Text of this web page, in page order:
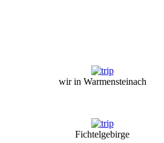
wir in Warmensteinach
Fichtelgebirge